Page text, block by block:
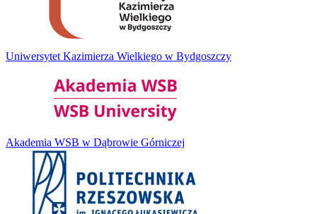
Uniwersytet Kazimierza Wielkiego w Bydgoszczy
Akademia WSB w Dąbrowie Górniczej